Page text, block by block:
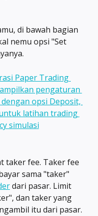
di bawah bagian
nemu opsi "Set
taker fee. Taker fee
sama "taker"
dari pasar. Limit
dan taker yang
itu dari pasar.